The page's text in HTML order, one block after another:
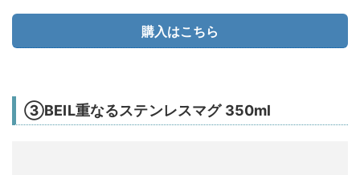
購入はこちら
③BEIL重なるステンレスマグ 350ml